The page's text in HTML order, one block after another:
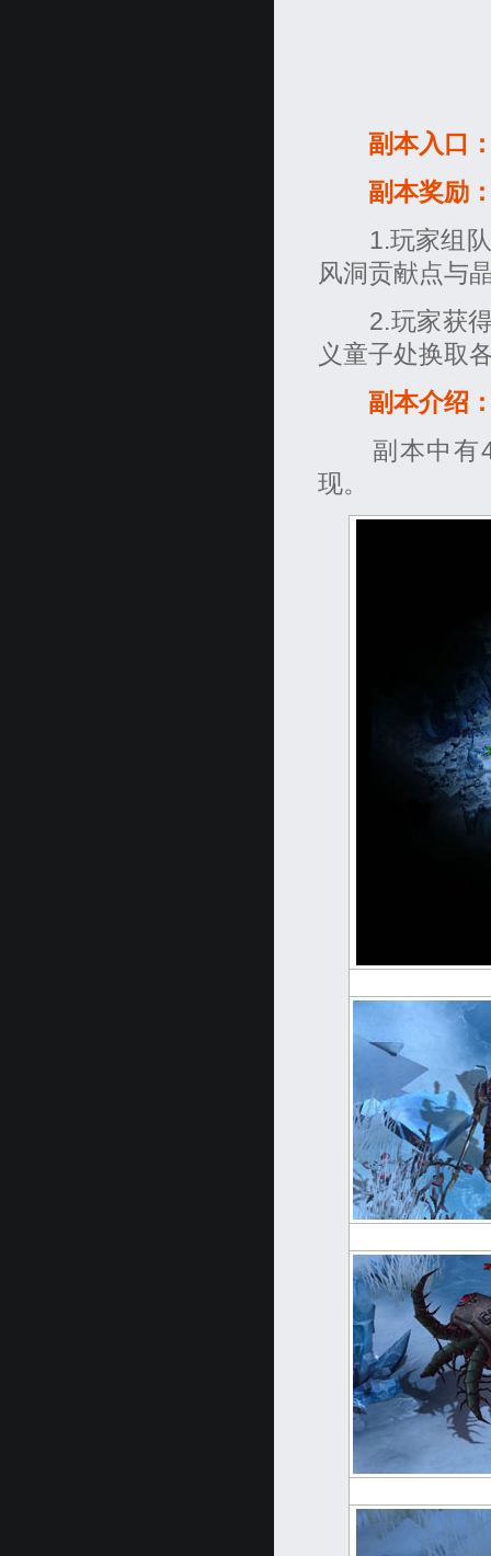
副本入口
副本奖励
1.玩家组队
风洞贡献点与
2.玩家获得
义童子处换取
副本介绍
副本中有4
现。